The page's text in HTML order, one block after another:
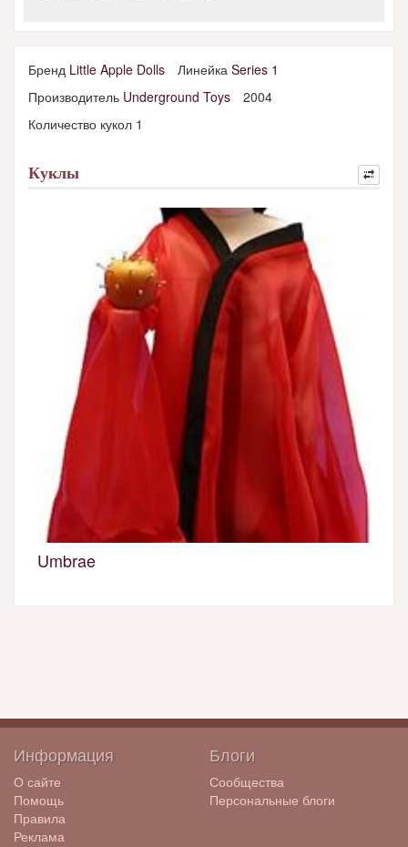
Бренд Little Apple Dolls Линейка Series 1
Производитель Underground Toys
2004
Количество кукол 1
Куклы
Umbrae
Информация
О сайте
Помощь
Правила
Реклама
Блоги
Сообщества
Персональные блоги